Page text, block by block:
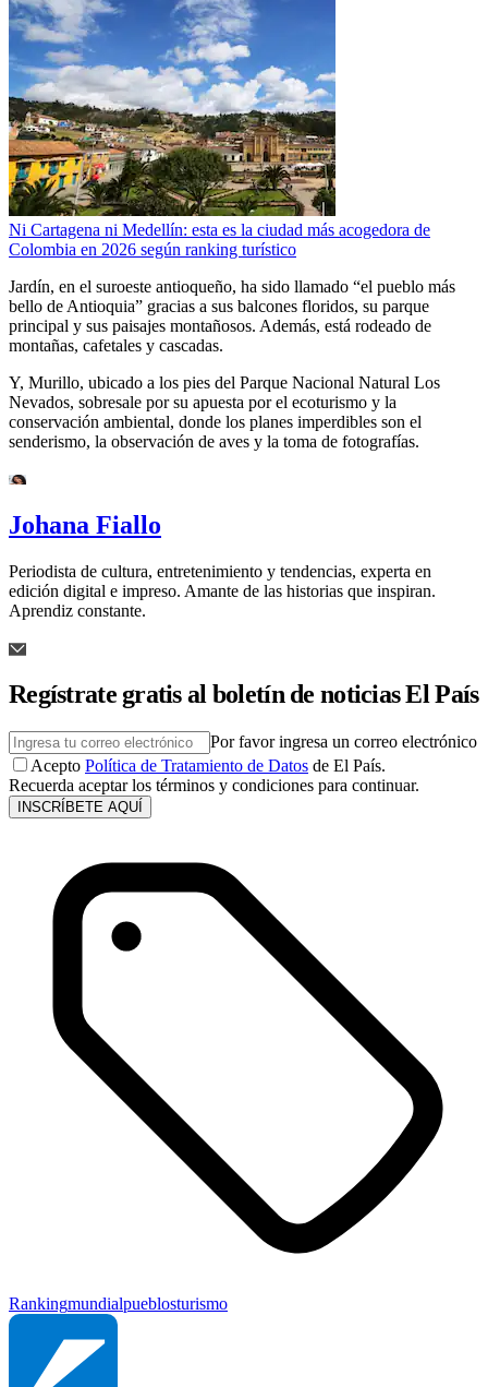
Ni Cartagena ni Medellín: esta es la ciudad más acogedora de
Colombia en 2026 según ranking turístico
Jardín, en el suroeste antioqueño, ha sido llamado “el pueblo más
bello de Antioquia” gracias a sus balcones floridos, su parque
principal y sus paisajes montañosos. Además, está rodeado de
montañas, cafetales y cascadas.
Y, Murillo, ubicado a los pies del Parque Nacional Natural Los
Nevados, sobresale por su apuesta por el ecoturismo y la
conservación ambiental, donde los planes imperdibles son el
senderismo, la observación de aves y la toma de fotografías.
Johana Fiallo
Periodista de cultura, entretenimiento y tendencias, experta en
edición digital e impreso. Amante de las historias que inspiran.
Aprendiz constante.
Regístrate gratis al boletín de noticias El País
Por favor ingresa un correo electrónico
Acepto Política de Tratamiento de Datos de El País.
Recuerda aceptar los términos y condiciones para continuar.
INSCRÍBETE AQUÍ
Rankingmundialpueblosturismo